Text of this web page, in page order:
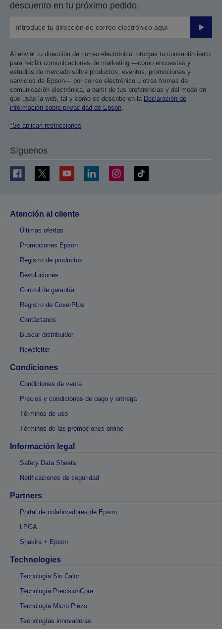
descuento en tu próximo pedido.
Enviar
Al enviar tu dirección de correo electrónico, otorgas tu consentimiento
para recibir comunicaciones de marketing —como encuestas y
estudios de mercado sobre productos, eventos, promociones y
servicios de Epson— por correo electrónico u otras formas de
comunicación electrónica, a partir de tus preferencias y del modo en
que usas la web, tal y como se describe en la Declaración de
información sobre privacidad de Epson.
*Se aplican restricciones
Síguenos
Atención al cliente
Últimas ofertas
Promociones Epson
Registro de productos
Devoluciones
Control de garantía
Registro de CoverPlus
Contáctanos
Buscar distribuidor
Newsletter
Condiciones
Condiciones de venta
Precios y condiciones de pago y entrega
Términos de uso
Términos de las promociones online
Información legal
Safety Data Sheets
Notificaciones de seguridad
Partners
Portal de colaboradores de Epson
LPGA
Shakira + Epson
Technologies
Tecnología Sin Calor
Tecnología PrecisionCore
Tecnología Micro Piezo
Tecnologías innovadoras